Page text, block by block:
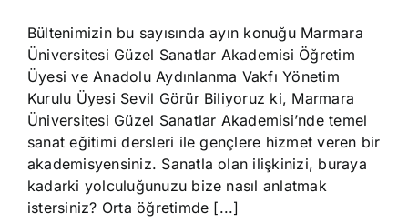
Bültenimizin bu sayısında ayın konuğu Marmara
Üniversitesi Güzel Sanatlar Akademisi Öğretim
Üyesi ve Anadolu Aydınlanma Vakfı Yönetim
Kurulu Üyesi Sevil Görür Biliyoruz ki, Marmara
Üniversitesi Güzel Sanatlar Akademisi’nde temel
sanat eğitimi dersleri ile gençlere hizmet veren bir
akademisyensiniz. Sanatla olan ilişkinizi, buraya
kadarki yolculuğunuzu bize nasıl anlatmak
istersiniz? Orta öğretimde [...]